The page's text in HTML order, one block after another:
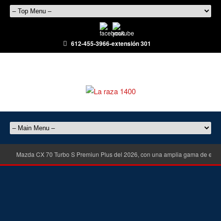
612-455-3966-extensión 301
Mazda CX 70 Turbo S Premiun Plus del 2026, con una amplia gama de